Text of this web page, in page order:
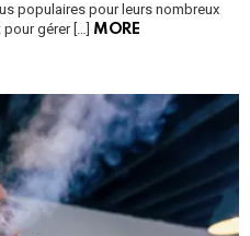
populaires pour leurs nombreux
gérer […] MORE